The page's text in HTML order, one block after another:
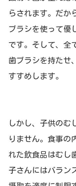
らされます。だか
ブラシを使って優
です。そして、全
歯ブラシを持たせ
すすめします。
しかし、子供のむ
りません。食事の
れた飲食品はむし
子さんにはバラン